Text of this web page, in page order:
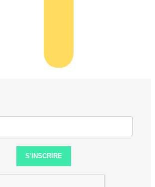
S'INSCRIRE